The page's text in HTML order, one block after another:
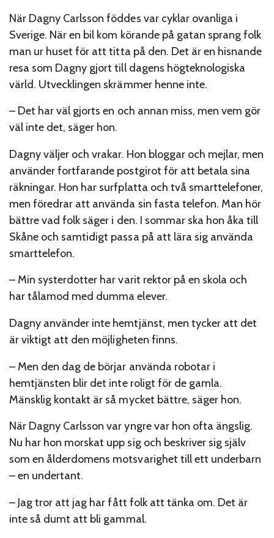
När Dagny Carlsson föddes var cyklar ovanliga i
Sverige. När en bil kom körande på gatan sprang folk
man ur huset för att titta på den. Det är en hisnande
resa som Dagny gjort till dagens högteknologiska
värld. Utvecklingen skrämmer henne inte.
– Det har väl gjorts en och annan miss, men vem gör
väl inte det, säger hon.
Dagny väljer och vrakar. Hon bloggar och mejlar, men
använder fortfarande postgirot för att betala sina
räkningar. Hon har surfplatta och två smarttelefoner,
men föredrar att använda sin fasta telefon. Man hör
bättre vad folk säger i den. I sommar ska hon åka till
Skåne och samtidigt passa på att lära sig använda
smarttelefon.
– Min systerdotter har varit rektor på en skola och
har tålamod med dumma elever.
Dagny använder inte hemtjänst, men tycker att det
är viktigt att den möjligheten finns.
– Men den dag de börjar använda robotar i
hemtjänsten blir det inte roligt för de gamla.
Mänsklig kontakt är så mycket bättre, säger hon.
När Dagny Carlsson var yngre var hon ofta ängslig.
Nu har hon morskat upp sig och beskriver sig själv
som en ålderdomens motsvarighet till ett underbarn
– en undertant.
– Jag tror att jag har fått folk att tänka om. Det är
inte så dumt att bli gammal.